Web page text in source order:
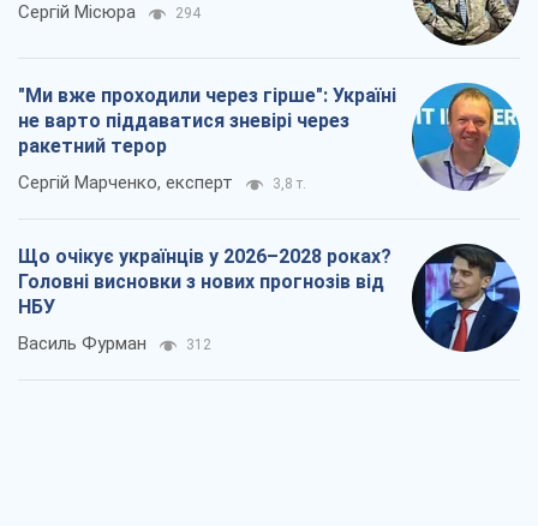
Сергій Місюра 294
"Ми вже проходили через гірше": Україні
не варто піддаватися зневірі через
ракетний терор
Сергій Марченко, експерт 3,8 т.
Що очікує українців у 2026–2028 роках?
Головні висновки з нових прогнозів від
НБУ
Василь Фурман 312